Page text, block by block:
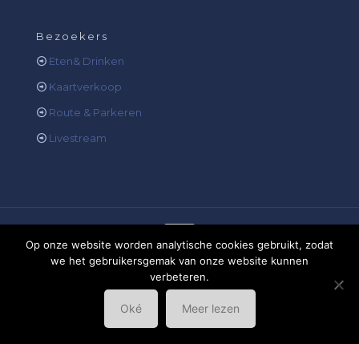
Bezoekers
Eten& Drinken
Kaartverkoop
Route & Parkeren
Livestream
Outdoor Gelderland, ontwikkeld door
2021
Op onze website worden analytische cookies gebruikt, zodat
we het gebruikersgemak van onze website kunnen
verbeteren.
Oké Meer lezen